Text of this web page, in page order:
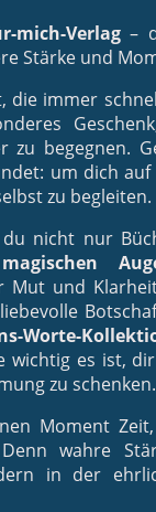
mich-Verlag–
Stärke und
die immer
zu begegnen.
um dich
zu begleiten.
nicht nur
Mut und
Worte-
wichtig es ist,
zu schenken.
Moment
wahre
in der